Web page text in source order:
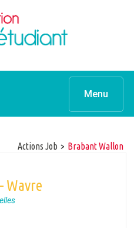
Menu
Actions Job > Brabant Wallon
Wavre